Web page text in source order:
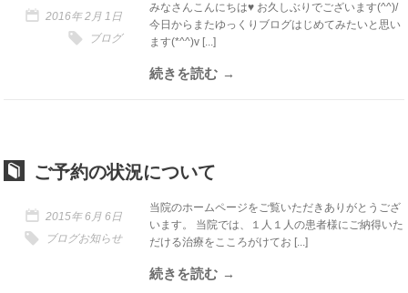
2016年 2月 1日
ブログ
みなさんこんにちは♥ お久しぶりでございます(^^)/
今日からまたゆっくりブログはじめてみたいと思い
ます(*^^)v [...]
続きを読む
ご予約の状況について
2015年 6月 6日
お知らせ
ブログ
当院のホームページをご覧いただきありがとうござ
います。 当院では、１人１人の患者様にご納得いた
だける治療をこころがけてお [...]
続きを読む